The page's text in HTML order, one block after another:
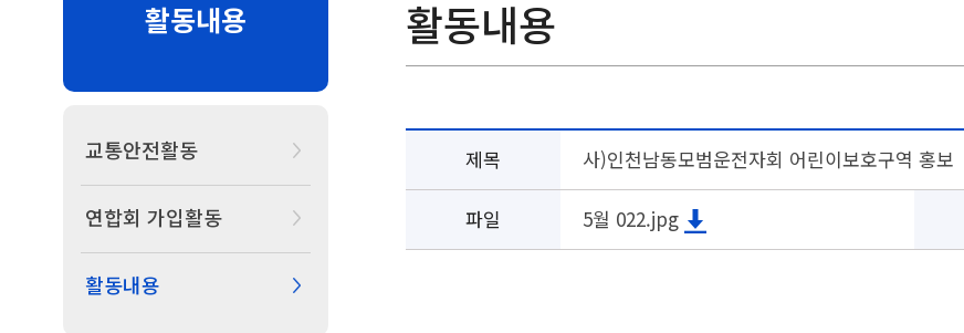
활동내용
교통안전활동
연합회 가입활동
활동내용
활동내용
제목 사)인천남동모범운전자회 어린이보호구역 홍보
파일 5월 022.jpg